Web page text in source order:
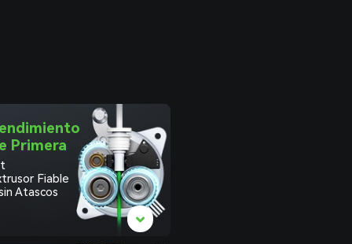
Primera
Fiable
Atascos